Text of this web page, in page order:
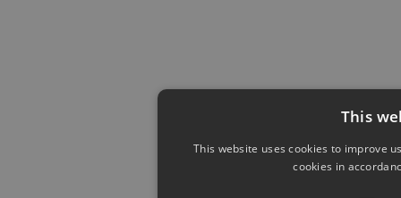
This
This website uses cookies to improve
cookies in